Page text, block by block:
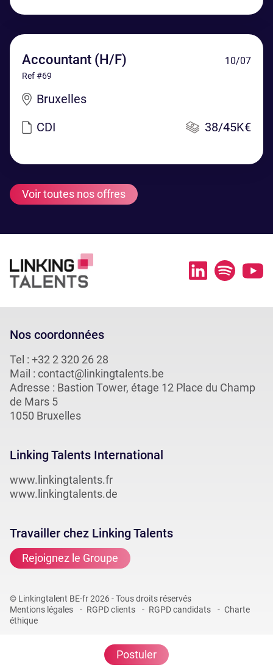
Accountant (H/F) 10/07
Ref #69
Bruxelles
CDI
38/45K€
Voir toutes nos offres
Nos coordonnées
Tel : +32 2 320 26 28
Mail : contact@linkingtalents.be
Adresse : Bastion Tower, étage 12 Place du Champ
de Mars 5
1050 Bruxelles
Linking Talents International
www.linkingtalents.fr
www.linkingtalents.de
Travailler chez Linking Talents
Rejoignez le Groupe
© Linkingtalent BE-fr 2026 - Tous droits réservés
Mentions légales
RGPD clients RGPD candidats
Charte
éthique
Postuler